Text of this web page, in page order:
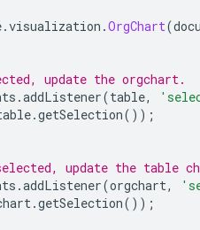
.visualization .OrgChart(
update the orgchart.
.addListener(table,
.getSelection());
update the table
.addListener(orgchart,
.getSelection());